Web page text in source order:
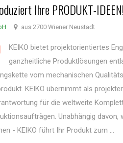
Ihre PRODUKT-
aus 2700 Wiener Neustadt
KEIKO bietet projektorientiertes
ganzheitliche Produktlösungen
vom mechanischen
KEIKO übernimmt als
für die weltweite
Unabhängig davon,
- KEIKO führt Ihr Produkt zum ...